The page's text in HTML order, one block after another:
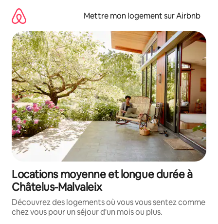
directement
contenu
Mettre mon logement sur Airbnb
Locations moyenne et longue durée à
Châtelus-Malvaleix
Découvrez des logements où vous vous sentez comme
chez vous pour un séjour d'un mois ou plus.